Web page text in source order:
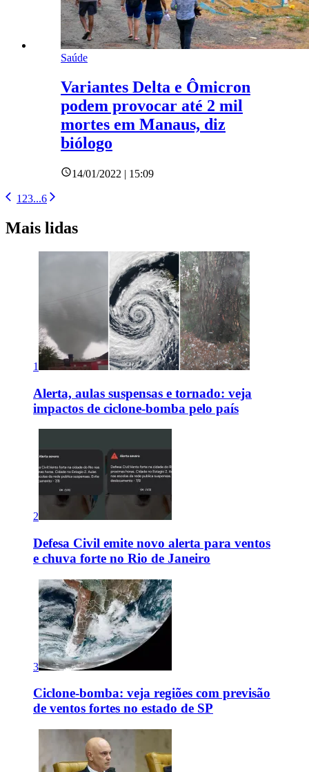
Saúde
Variantes Delta e Ômicron
podem provocar até 2 mil
mortes em Manaus, diz
biólogo
14/01/2022 | 15:09
1 23...6
Mais lidas
1
Alerta, aulas suspensas e tornado: veja
impactos de ciclone-bomba pelo país
2
Defesa Civil emite novo alerta para ventos
e chuva forte no Rio de Janeiro
3
Ciclone-bomba: veja regiões com previsão
de ventos fortes no estado de SP